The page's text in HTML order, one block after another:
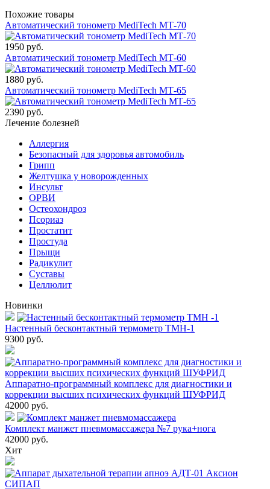
Похожие товары
Автоматический тонометр MediTech МТ-70
1950 руб.
Автоматический тонометр MediTech МТ-60
1880 руб.
Автоматический тонометр MediTech МТ-65
2390 руб.
Лечение болезней
Аллергия
Безопасный для здоровья автомобиль
Грипп
Желтушка у новорожденных
Инсульт
ОРВИ
Остеохондроз
Пcориаз
Простатит
Простуда
Прыщи
Радикулит
Суставы
Целлюлит
Новинки
Настенный бесконтактный термометр ТМН-1
9300 руб.
Аппаратно-программный комплекс для диагностики и
коррекции высших психических функций ШУФРИД
42000 руб.
Комплект манжет пневмомассажера №7 рука+нога
42000 руб.
Хит